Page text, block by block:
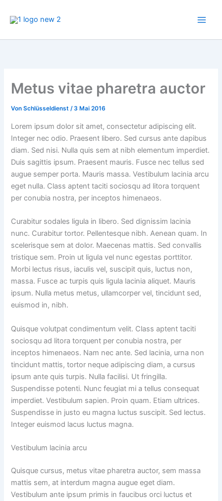
Inhalt
Metus vitae pharetra auctor
VonSchlüsseldienst/3 Mai 2016
Lorem ipsum dolor sit amet, consectetur adipiscing elit.
Integer nec odio. Praesent libero. Sed cursus ante dapibus
diam. Sed nisi. Nulla quis sem at nibh elementum imperdiet.
Duis sagittis ipsum. Praesent mauris. Fusce nec tellus sed
augue semper porta. Mauris massa. Vestibulum lacinia arcu
eget nulla. Class aptent taciti sociosqu ad litora torquent
per conubia nostra, per inceptos himenaeos.
Curabitur sodales ligula in libero. Sed dignissim lacinia
nunc. Curabitur tortor. Pellentesque nibh. Aenean quam. In
scelerisque sem at dolor. Maecenas mattis. Sed convallis
tristique sem. Proin ut ligula vel nunc egestas porttitor.
Morbi lectus risus, iaculis vel, suscipit quis, luctus non,
massa. Fusce ac turpis quis ligula lacinia aliquet. Mauris
ipsum. Nulla metus metus, ullamcorper vel, tincidunt sed,
euismod in, nibh.
Quisque volutpat condimentum velit. Class aptent taciti
sociosqu ad litora torquent per conubia nostra, per
inceptos himenaeos. Nam nec ante. Sed lacinia, urna non
tincidunt mattis, tortor neque adipiscing diam, a cursus
ipsum ante quis turpis. Nulla facilisi. Ut fringilla.
Suspendisse potenti. Nunc feugiat mi a tellus consequat
imperdiet. Vestibulum sapien. Proin quam. Etiam ultrices.
Suspendisse in justo eu magna luctus suscipit. Sed lectus.
Integer euismod lacus luctus magna.
Vestibulum lacinia arcu
Quisque cursus, metus vitae pharetra auctor, sem massa
mattis sem, at interdum magna augue eget diam.
Vestibulum ante ipsum primis in faucibus orci luctus et